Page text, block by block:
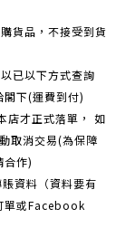
貨品，不接受到貨
已以下方式查詢
下(運費到付)
店才正式落單， 如
取消交易(為保障
合作)
資料（資料要有
單或Facebook